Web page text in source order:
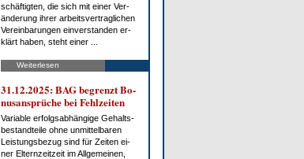
schäf­tig­ten, die sich mit ei­ner Ver­
än­de­rung ih­rer ar­beits­ver­trag­li­chen
Ver­ein­ba­run­gen ein­ver­stan­den er­
klärt ha­ben, steht ei­ner ...
Weiterlesen
31.12.2025: BAG be­grenzt Bo­
nus­an­sprü­che bei Fehl­zei­ten
Va­ria­ble er­folgs­ab­hän­gi­ge Ge­halts­
be­stand­tei­le oh­ne un­mit­tel­ba­ren
Leis­tungs­be­zug sind für Zei­ten ei­
ner El­tern­zeit­zeit im All­ge­mei­nen,